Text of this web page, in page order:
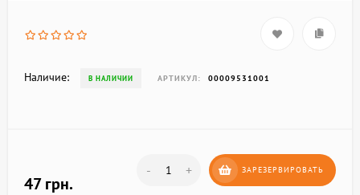
Наличие: В НАЛИЧИИ АРТИКУЛ: 00009531001
47 грн.
- + ЗАРЕЗЕРВИРОВАТЬ